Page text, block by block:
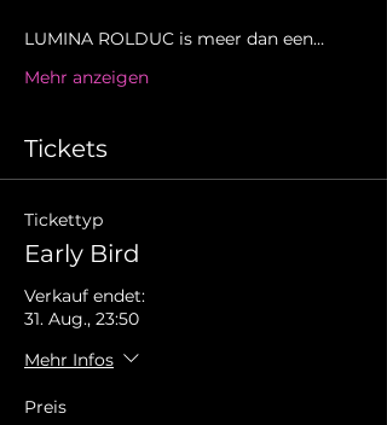
LUMINA ROLDUC is meer dan een…
Mehr anzeigen
Tickets
Tickettyp
Early Bird
Verkauf endet:
31. Aug., 23:50
Mehr Infos
Preis